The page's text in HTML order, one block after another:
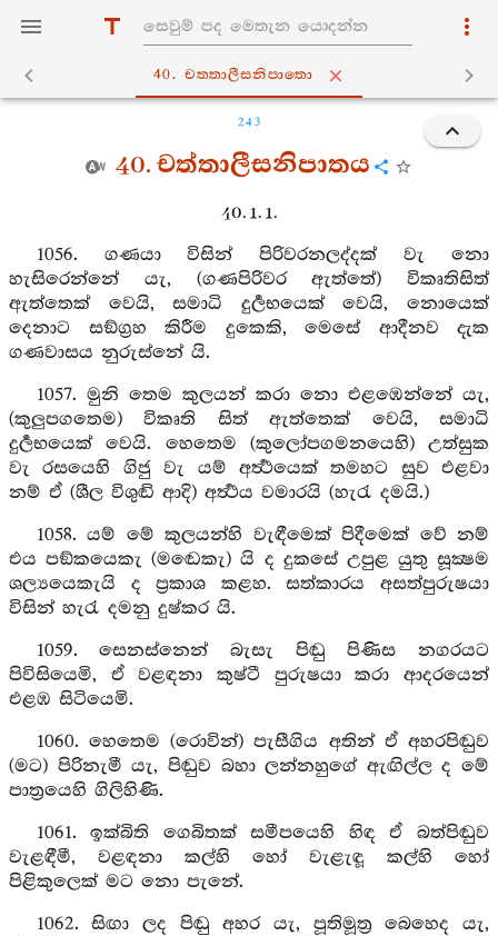
40. චත‍්තාලීසනිපාතො
243
40. චත්තාලීසනිපාතය
40. 1. 1.
1056. ගණයා විසින් පිරිවරනලද්දක් වැ නො
හැසිරෙන්නේ යැ, (ගණපිරිවර ඇත්තේ) විකෘතිසිත්
ඇත්තෙක් වෙයි, සමාධි දුර්‍ලභයෙක් වෙයි, නොයෙක්
දෙනාට සඞ්ග්‍රහ කිරීම දුකෙකි, මෙසේ ආදීනව දැක
ගණවාසය නුරුස්නේ යි.
1057. මුනි තෙම කුලයන් කරා නො එළඹෙන්නේ යැ,
(කුලුපගතෙම) විකෘති සිත් ඇත්තෙක් වෙයි, සමාධි
දුර්‍ලභයෙක් වෙයි. හෙතෙම (කුලෝපගමනයෙහි) උත්සුක
වැ රසයෙහි ගිජු වැ යම් අර්‍ත්‍ථයෙක් තමහට සුව එළවා
නම් ඒ (ශීල විශුඬි ආදි) අර්‍ත්‍ථය වමාරයි (හැරැ දමයි.)
1058. යම් මේ කුලයන්හි වැඳීමෙක් පිදීමෙක් වේ නම්
එය පඞ්කයෙකැ (මඬෙකැ) යි ද දුකසේ උපුළ යුතු සූක්‍ෂම
ශල්‍යයෙකැයි ද ප්‍රකාශ කළහ. සත්කාරය අසත්පුරුෂයා
විසින් හැරැ දමනු දුෂ්කර යි.
1059. සෙනස්නෙන් බැසැ පිඬු පිණිස නගරයට
පිවිසියෙමි, ඒ වළඳනා කුෂ්ටී පුරුෂයා කරා ආදරයෙන්
එළඹ සිටියෙමි.
1060. හෙතෙම (රොවින්) පැසීගිය අතින් ඒ අහරපිඬුව
(මට) පිරිනැමී යැ, පිඬුව බහා ලන්නහුගේ ඇඟිල්ල ද මේ
පාත්‍රයෙහි ගිලිහිණි.
1061. ඉක්බිති ගෙබිතක් සමීපයෙහි හිඳ ඒ බත්පිඬුව
වැළඳීමී, වළඳනා කල්හි හෝ වැළැඳූ කල්හි හෝ
පිළිකුලෙක් මට නො පැනේ.
1062. සිඟා ලද පිඬු අහර යැ, පූතිමූත්‍ර බෙහෙද යැ,